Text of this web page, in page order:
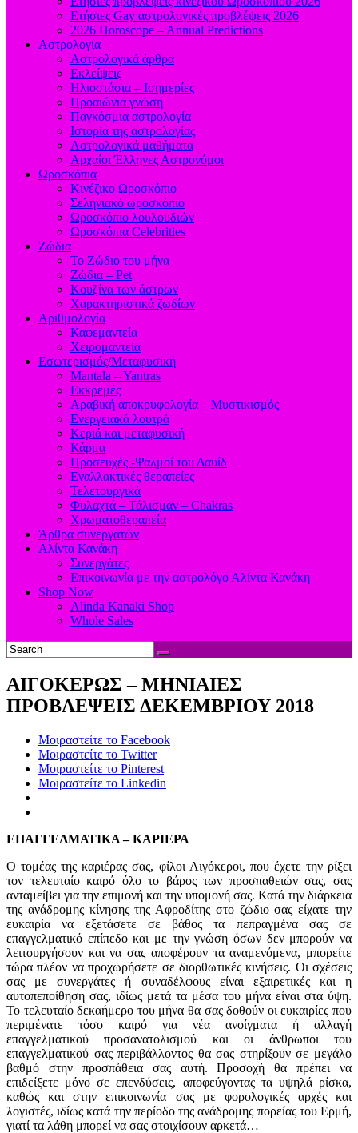
Ετήσιες Gay αστρολογικές προβλέψεις 2026
2026 Horoscope – Annual Predictions
Αστρολογία
Αστρολογικά άρθρα
Εκλείψεις
Ηλιοστάσια – Ισημερίες
Προαιώνια γνώση
Παγκόσμια αστρολογία
Ιστορία της αστρολογίας
Aστρολογικά μαθήματα
Aρχαίοι Έλληνες Αστρονόμοι
Ωροσκόπια
Κινέζικο Ωροσκόπιο
Σεληνιακό ωροσκόπιο
Ωροσκόπιο λουλουδιών
Ωροσκόπια Celebrities
Ζώδια
Το Ζώδιο του μήνα
Ζώδια – Pet
Κουζίνα των άστρων
Χαρακτηριστικά ζωδίων
Αριθμολογία
Καφεμαντεία
Χειρομαντεία
Εσωτερισμός/Μεταφυσική
Mantala – Yantras
Εκκρεμές
Αραβική αποκρυφολογία – Μυστικισμός
Ενεργειακά λουτρά
Κεριά και μεταφυσική
Κάρμα
Προσευχές -Ψαλμοί του Δαυίδ
Εναλλακτικές θεραπείες
Τελετουργικά
Φυλαχτά – Τάλισμαν – Chakras
Χρωματοθεραπεία
Άρθρα συνεργατών
Αλίντα Κανάκη
Συνεργάτες
Επικοινωνία με την αστρολόγο Αλίντα Κανάκη
Shop Now
Alinda Kanaki Shop
Whole Sales
ΑΙΓΟΚΕΡΩΣ – ΜΗΝΙΑΙΕΣ
ΠΡΟΒΛΕΨΕΙΣ ΔΕΚΕΜΒΡΙΟΥ 2018
Μοιραστείτε το Facebook
Μοιραστείτε το Twitter
Μοιραστείτε το Pinterest
Μοιραστείτε το Linkedin
ΕΠΑΓΓΕΛΜΑΤΙΚΑ – ΚΑΡΙΕΡΑ
Ο τομέας της καριέρας σας, φίλοι Αιγόκεροι, που έχετε την ρίξει
τον τελευταίο καιρό όλο το βάρος των προσπαθειών σας, σας
ανταμείβει για την επιμονή και την υπομονή σας. Κατά την διάρκεια
της ανάδρομης κίνησης της Αφροδίτης στο ζώδιο σας είχατε την
ευκαιρία να εξετάσετε σε βάθος τα πεπραγμένα σας σε
επαγγελματικό επίπεδο και με την γνώση όσων δεν μπορούν να
λειτουργήσουν και να σας αποφέρουν τα αναμενόμενα, μπορείτε
τώρα πλέον να προχωρήσετε σε διορθωτικές κινήσεις. Οι σχέσεις
σας με συνεργάτες ή συναδέλφους είναι εξαιρετικές και η
αυτοπεποίθηση σας, ιδίως μετά τα μέσα του μήνα είναι στα ύψη.
Το τελευταίο δεκαήμερο του μήνα θα σας δοθούν οι ευκαιρίες που
περιμένατε τόσο καιρό για νέα ανοίγματα ή αλλαγή
επαγγελματικού προσανατολισμού και οι άνθρωποι του
επαγγελματικού σας περιβάλλοντος θα σας στηρίξουν σε μεγάλο
βαθμό στην προσπάθεια σας αυτή. Προσοχή θα πρέπει να
επιδείξετε μόνο σε επενδύσεις, αποφεύγοντας τα υψηλά ρίσκα,
καθώς και στην επικοινωνία σας με φορολογικές αρχές και
λογιστές, ιδίως κατά την περίοδο της ανάδρομης πορείας του Ερμή,
γιατί τα λάθη μπορεί να σας στοιχίσουν αρκετά…